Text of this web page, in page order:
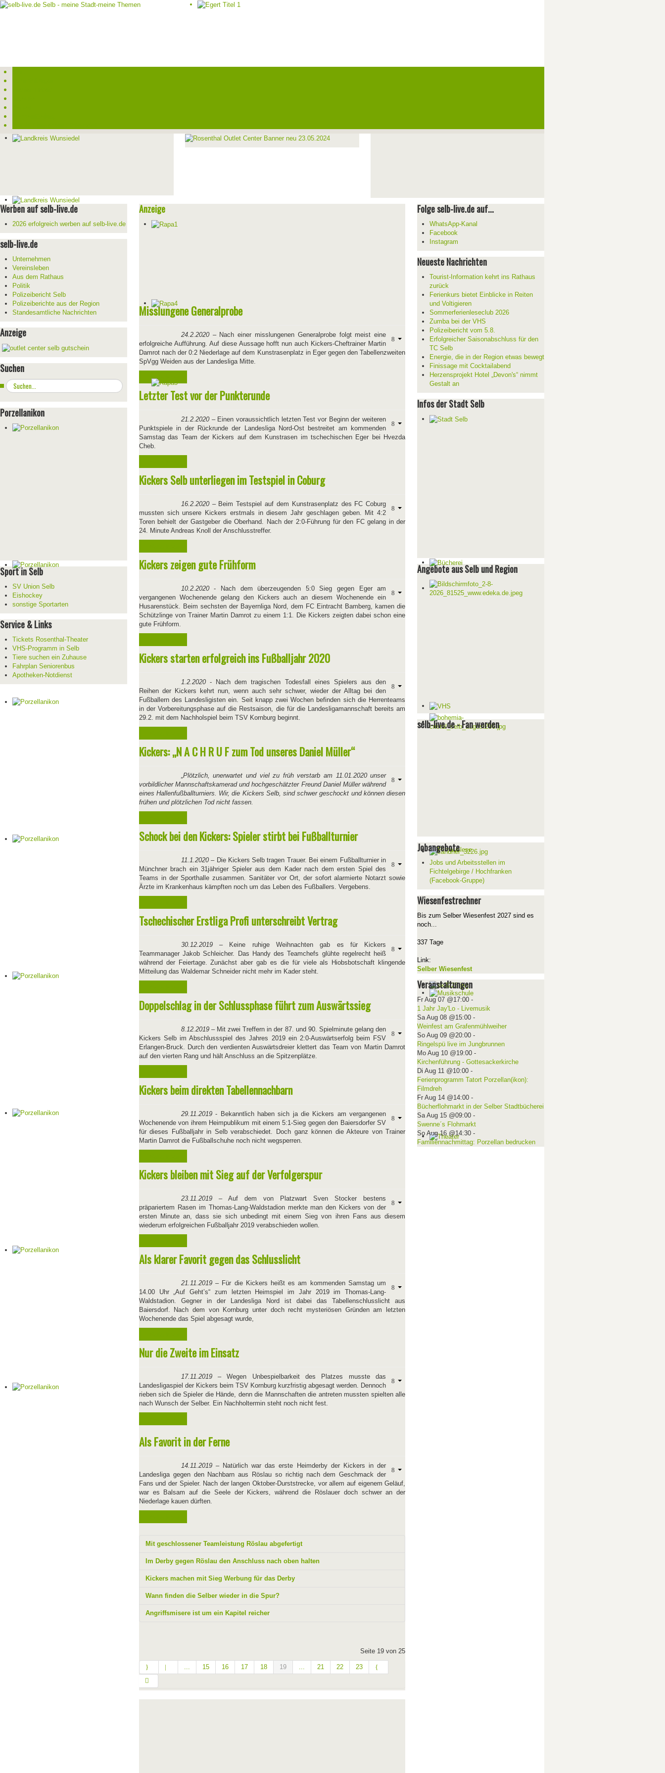
Werben auf selb-live.de
2026 erfolgreich werben auf selb-live.de
selb-live.de
Unternehmen
Vereinsleben
Aus dem Rathaus
Politik
Polizeibericht Selb
Polizeiberichte aus der Region
Standesamtliche Nachrichten
Anzeige
Suchen
Suchen
...
Porzellanikon
Sport in Selb
SV Union Selb
Eishockey
sonstige Sportarten
Service & Links
Tickets Rosenthal-Theater
VHS-Programm in Selb
Tiere suchen ein Zuhause
Fahrplan Seniorenbus
Apotheken-Notdienst
Anzeige
Misslungene Generalprobe
24.2.2020– Nach einer misslungenen Generalprobe folgt meist eine
erfolgreiche Aufführung. Auf diese Aussage hofft nun auch Kickers-Cheftrainer Martin
Damrot nach der 0:2 Niederlage auf dem Kunstrasenplatz in Eger gegen den Tabellenzweiten
SpVgg Weiden aus der Landesliga Mitte.
Weiterlesen ...
Letzter Test vor der Punkterunde
21.2.2020– Einen voraussichtlich letzten Test vor Beginn der weiteren
Punktspiele in der Rückrunde der Landesliga Nord-Ost bestreitet am kommenden
Samstag das Team der Kickers auf dem Kunstrasen im tschechischen Eger bei Hvezda
Cheb.
Kickers Selb unterliegen im Testspiel in Coburg
16.2.2020– Beim Testspiel auf dem Kunstrasenplatz des FC Coburg
mussten sich unsere Kickers erstmals in diesem Jahr geschlagen geben. Mit 4:2
Toren behielt der Gastgeber die Oberhand. Nach der 2:0-Führung für den FC gelang in der
24. Minute Andreas Knoll der Anschlusstreffer.
Kickers zeigen gute Frühform
10.2.2020- Nach dem überzeugenden 5:0 Sieg gegen Eger am
vergangenen Wochenende gelang den Kickers auch an diesem Wochenende ein
Husarenstück. Beim sechsten der Bayernliga Nord, dem FC Eintracht Bamberg, kamen die
Schützlinge von Trainer Martin Damrot zu einem 1:1. Die Kickers zeigten dabei schon eine
gute Frühform.
Kickers starten erfolgreich ins Fußballjahr 2020
1.2.2020- Nach dem tragischen Todesfall eines Spielers aus den
Reihen der Kickers kehrt nun, wenn auch sehr schwer, wieder der Alltag bei den
Fußballern des Landesligisten ein. Seit knapp zwei Wochen befinden sich die Herrenteams
in der Vorbereitungsphase auf die Restsaison, die für die Landesligamannschaft bereits am
29.2. mit dem Nachholspiel beim TSV Kornburg beginnt.
Kickers: „N A C H R U F zum Tod unseres Daniel Müller“
„Plötzlich, unerwartet und viel zu früh verstarb am 11.01.2020 unser
vorbildlicher Mannschaftskamerad und hochgeschätzter Freund Daniel Müller während
eines Hallenfußballturniers. Wir, die Kickers Selb, sind schwer geschockt und können diesen
frühen und plötzlichen Tod nicht fassen.
Schock bei den Kickers: Spieler stirbt bei Fußballturnier
11.1.2020 –Die Kickers Selb tragen Trauer. Bei einem Fußballturnier in
Münchner brach ein 31jähriger Spieler aus dem Kader nach dem ersten Spiel des
Teams in der Sporthalle zusammen. Sanitäter vor Ort, der sofort alarmierte Notarzt sowie
Ärzte im Krankenhaus kämpften noch um das Leben des Fußballers. Vergebens.
Tschechischer Erstliga Profi unterschreibt Vertrag
30.12.2019–
Keine ruhige Weihnachten gab es für Kickers
Teammanager Jakob Schleicher. Das Handy des Teamchefs glühte regelrecht heiß
während der Feiertage. Zunächst aber gab es die für viele als Hiobsbotschaft klingende
Mitteilung das Waldemar Schneider nicht mehr im Kader steht.
Doppelschlag in der Schlussphase führt zum Auswärtssieg
8.12.2019– Mit zwei Treffern in der 87. und 90. Spielminute gelang den
Kickers Selb im Abschlussspiel des Jahres 2019 ein 2:0-Auswärtserfolg beim FSV
Erlangen-Bruck. Durch den verdienten Auswärtsdreier klettert das Team von Martin Damrot
auf den vierten Rang und hält Anschluss an die Spitzenplätze.
Kickers beim direkten Tabellennachbarn
29.11.2019- Bekanntlich haben sich ja die Kickers am vergangenen
Wochenende von ihrem Heimpublikum mit einem 5:1-Sieg gegen den Baiersdorfer SV
für dieses Fußballjahr in Selb verabschiedet. Doch ganz können die Akteure von Trainer
Martin Damrot die Fußballschuhe noch nicht wegsperren.
Kickers bleiben mit Sieg auf der Verfolgerspur
23.11.2019– Auf dem von Platzwart Sven Stocker bestens
präpariertem Rasen im Thomas-Lang-Waldstadion merkte man den Kickers von der
ersten Minute an, dass sie sich unbedingt mit einem Sieg von ihren Fans aus diesem
wiederum erfolgreichen Fußballjahr 2019 verabschieden wollen.
Als klarer Favorit gegen das Schlusslicht
21.11.2019– Für die Kickers heißt es am kommenden Samstag um
14.00 Uhr „Auf Geht’s“ zum letzten Heimspiel im Jahr 2019 im Thomas-Lang-
Waldstadion. Gegner in der Landesliga Nord ist dabei das Tabellenschlusslicht aus
Baiersdorf. Nach dem von Kornburg unter doch recht mysteriösen Gründen am letzten
Wochenende das Spiel abgesagt wurde,
Nur die Zweite im Einsatz
17.11.2019–Wegen Unbespielbarkeit des Platzes musste das
Landesligaspiel der Kickers beim TSV Kornburg kurzfristig abgesagt werden. Dennoch
rieben sich die Spieler die Hände, denn die Mannschaften die antreten mussten spielten alle
nach Wunsch der Selber. Ein Nachholtermin steht noch nicht fest.
Als Favorit in der Ferne
14.11.2019– Natürlich war das erste Heimderby der Kickers in der
Landesliga gegen den Nachbarn aus Röslau so richtig nach dem Geschmack der
Fans und der Spieler. Nach der langen Oktober-Durststrecke, vor allem auf eigenem Geläuf,
war es Balsam auf die Seele der Kickers, während die Röslauer doch schwer an der
Niederlage kauen dürften.
Mit geschlossener Teamleistung Röslau abgefertigt
Im Derby gegen Röslau den Anschluss nach oben halten
Kickers machen mit Sieg Werbung für das Derby
Wann finden die Selber wieder in die Spur?
Angriffsmisere ist um ein Kapitel reicher
Seite 19 von 25
... 15 16 17 18 19 ... 21 22 23
Folge selb-live.de auf...
WhatsApp-Kanal
Facebook
Instagram
Neueste Nachrichten
Tourist-Information kehrt ins Rathaus
zurück
Ferienkurs bietet Einblicke in Reiten
und Voltigieren
Sommerferienleseclub 2026
Zumba bei der VHS
Polizeibericht vom 5.8.
Erfolgreicher Saisonabschluss für den
TC Selb
Energie, die in der Region etwas bewegt
Finissage mit Cocktailabend
Herzensprojekt Hotel „Devon's“ nimmt
Gestalt an
Infos der Stadt Selb
Angebote aus Selb und Region
selb-live.de - Fan werden
Jobangebote
Jobs und Arbeitsstellen im
Fichtelgebirge / Hochfranken
(Facebook-Gruppe)
Wiesenfestrechner
Bis zum Selber Wiesenfest 2027 sind es
noch...
337 Tage
Link:
Selber Wiesenfest
Veranstaltungen
Fr Aug 07 @17:00-
1 Jahr Jay'Lo - Livemusik
Sa Aug 08 @15:00-
Weinfest am Grafenmühlweiher
So Aug 09 @20:00-
Ringelspü live im Jungbrunnen
Mo Aug 10 @19:00-
Kirchenführung - Gottesackerkirche
Di Aug 11 @10:00-
Ferienprogramm Tatort Porzellan(ikon):
Filmdreh
Fr Aug 14 @14:00-
Bücherflohmarkt in der Selber Stadtbücherei
Sa Aug 15 @09:00-
Swenne´s Flohmarkt
So Aug 16 @14:30-
Familiennachmittag: Porzellan bedrucken